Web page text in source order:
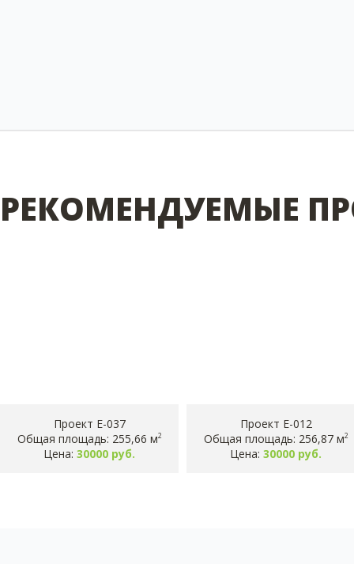
РЕКОМЕНДУЕМЫЕ
Проект E-037
Общая площадь: 255,66 м2
Цена: 30000 руб.
Проект E-012
Общая площадь: 256,87 м2
Цена: 30000 руб.